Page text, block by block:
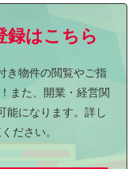
録はこちら
き物件の閲覧やご指
また、開業・経営関
能になります。詳し
ださい。